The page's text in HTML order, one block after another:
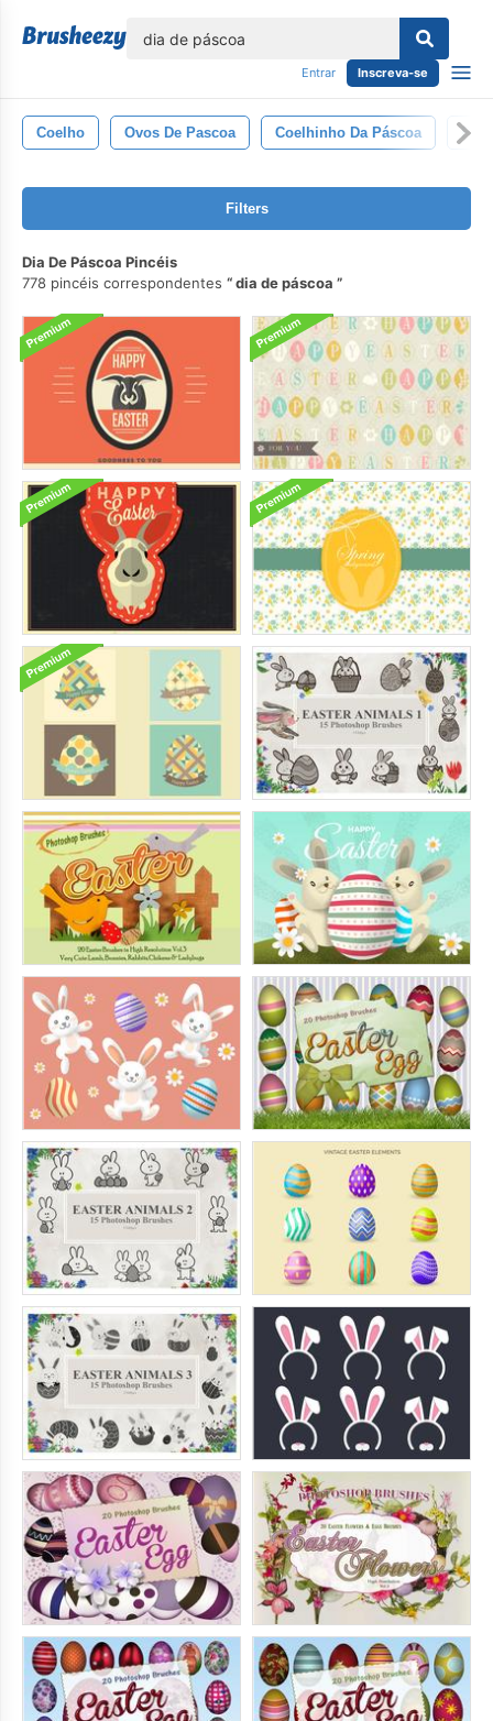
Entrar Inscreva-se
Coelho Ovos De Pascoa Coelhinho Da Páscoa
Filters
Dia De Páscoa Pincéis
778 pincéis correspondentes
dia de páscoa